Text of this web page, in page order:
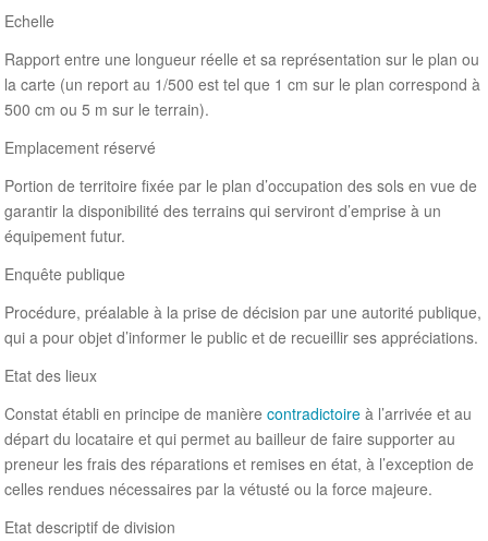
Echelle
Rapport entre une longueur réelle et sa représentation sur le plan ou
la carte (un report au 1/500 est tel que 1 cm sur le plan correspond à
500 cm ou 5 m sur le terrain).
Emplacement réservé
Portion de territoire fixée par le plan d’occupation des sols en vue de
garantir la disponibilité des terrains qui serviront d’emprise à un
équipement futur.
Enquête publique
Procédure, préalable à la prise de décision par une autorité publique,
qui a pour objet d’informer le public et de recueillir ses appréciations.
Etat des lieux
Constat établi en principe de manière contradictoire à l’arrivée et au
départ du locataire et qui permet au bailleur de faire supporter au
preneur les frais des réparations et remises en état, à l’exception de
celles rendues nécessaires par la vétusté ou la force majeure.
Etat descriptif de division